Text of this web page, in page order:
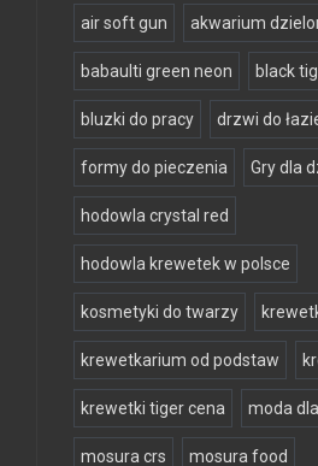
air soft gun akwarium
babaulti green neon black
bluzki do pracy drzwi do
formy do pieczenia Gry dla
hodowla crystal red
hodowla krewetek w polsce
kosmetyki do twarzy
krewetkarium od podstaw
krewetki tiger cena moda
mosura crs mosura food